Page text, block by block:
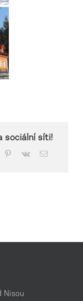
sociální síti!
Pinterest
Vk
E-
Nisou